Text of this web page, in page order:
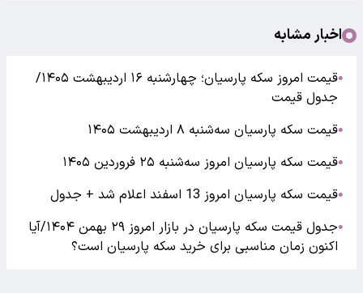
اخبار مشابه
●
قیمت امروز سکه پارسیان؛ چهارشنبه ۱۶ اردیبهشت ۱۴۰۵/
جدول قیمت
●قیمت سکه پارسیان سه‌شنبه ۸ اردیبهشت ۱۴۰۵
●قیمت سکه پارسیان امروز سه‌شنبه ۲۵ فروردین ۱۴۰۵
●قیمت سکه پارسیان امروز 13 اسفند اعلام شد + جدول
●
جدول قیمت سکه پارسیان در بازار امروز ۲۹ بهمن ۱۴۰۴/آیا
اکنون زمان مناسبی برای خرید سکه پارسیان است؟